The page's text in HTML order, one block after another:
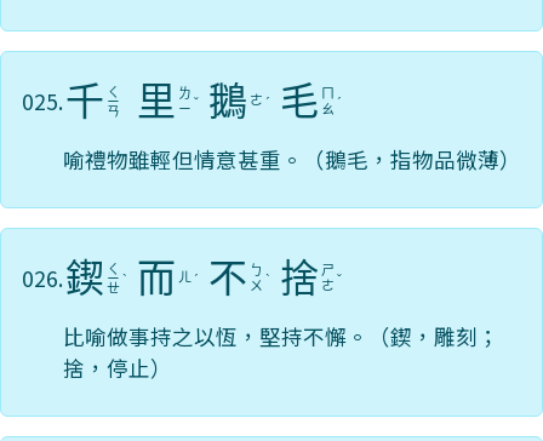
025.千 ㄑ
ㄧ
ㄢ 里 ㄌ
ㄧ ˇ 鵝 ㄜ ˊ 毛 ㄠ ˊ
喻禮物雖輕但情意甚重。（鵝毛，指物品微薄）
026.鍥 ㄑ
ㄧ
ㄝ
ˋ 而 ㄦ ˊ 不 ㄅ
ㄨ ˋ 捨 ㄕ
ㄜ ˇ
比喻做事持之以恆，堅持不懈。（鍥，雕刻；
捨，停止）